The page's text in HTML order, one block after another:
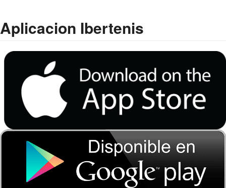
Aplicacion Ibertenis